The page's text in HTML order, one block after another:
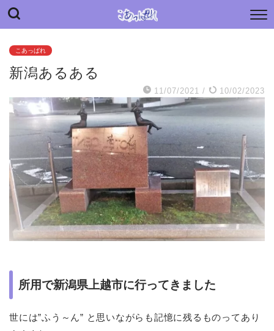
“こあっぱれ” blog
こあっぱれ
新潟あるある
11/07/2021 / 10/02/2023
所用で新潟県上越市に行ってきました
世には”ふう～ん” と思いながらも記憶に残るものってあり